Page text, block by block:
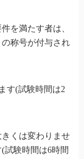
を満たす者は、
称号が付与され
す(試験時間は2
くは変わりませ
試験時間は6時間